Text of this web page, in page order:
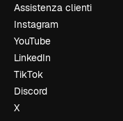
Assistenza clienti
Instagram
YouTube
LinkedIn
TikTok
Discord
X